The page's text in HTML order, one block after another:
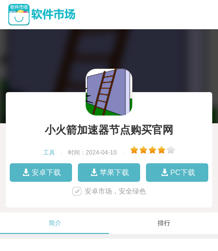
小火箭加速器节点购买官网
工具 时间：2024-04-10
安卓下载 苹果下载 PC下载
安卓市场，安全绿色
简介 排行